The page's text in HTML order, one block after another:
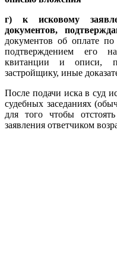
г) к исковому
документов,
документов об оплате
подтверждением его
квитанции и описи,
застройщику, иные
После подачи иска в суд
судебных заседаниях
для того чтобы
заявления ответчиком